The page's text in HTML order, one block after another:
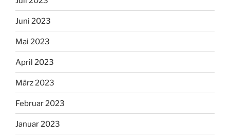
Juni 2023
Mai 2023
April 2023
März 2023
Februar 2023
Januar 2023